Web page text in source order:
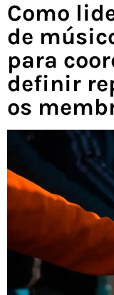
Como
de
para
definir
os